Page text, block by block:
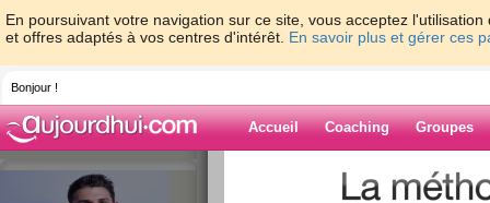
En poursuivant votre navigation sur ce site, vous acceptez
et offres adaptés à vos centres d'intérêt. En savoir plus et gérer ces
Bonjour !
Accueil Coaching Groupes
> > Mon